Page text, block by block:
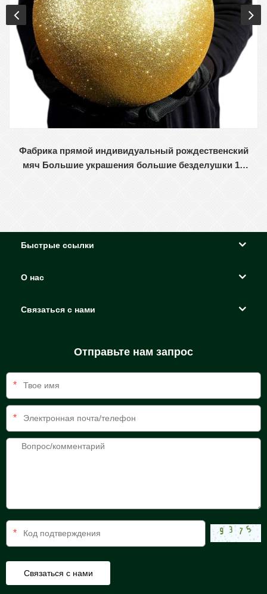
Фабрика прямой индивидуальный рождественский
мяч Большие украшения большие безделушки 15
Быстрые ссылки
О нас
Связаться с нами
Отправьте нам запрос
*
*
*